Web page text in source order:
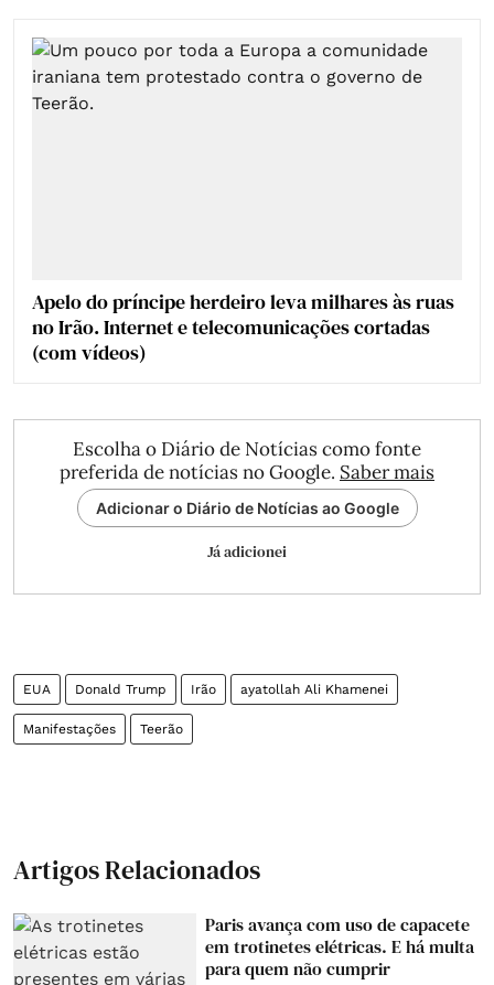
Apelo do príncipe herdeiro leva milhares às ruas
no Irão. Internet e telecomunicações cortadas
(com vídeos)
Escolha o Diário de Notícias como fonte
preferida de notícias no Google. Saber mais
Adicionar o Diário de Notícias ao Google
Já adicionei
EUA Donald Trump Irão ayatollah Ali Khamenei
Manifestações Teerão
Artigos Relacionados
Paris avança com uso de capacete
em trotinetes elétricas. E há multa
para quem não cumprir